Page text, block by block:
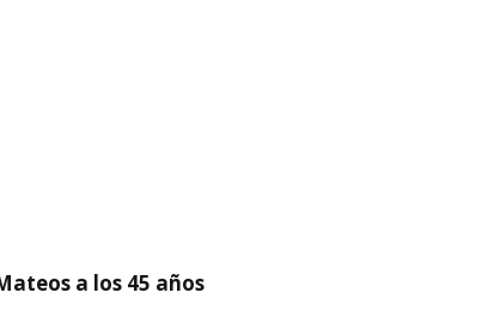
a los 45 años